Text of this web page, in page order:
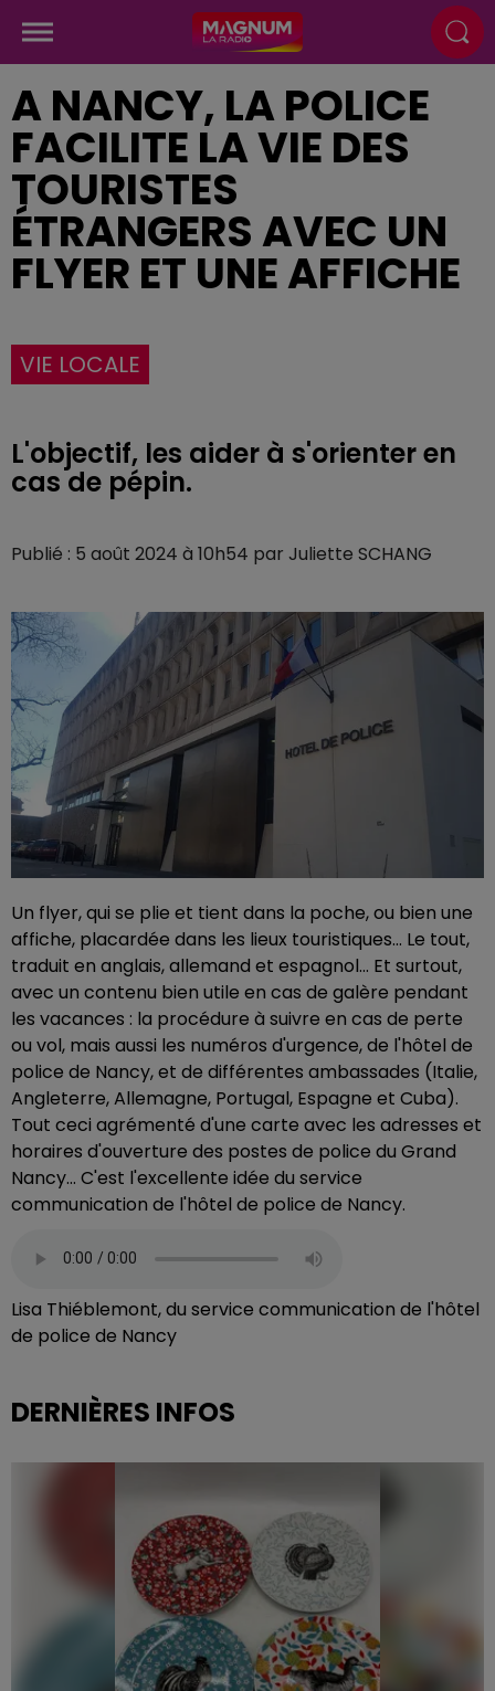
A NANCY, LA POLICE
FACILITE LA VIE DES
TOURISTES
ÉTRANGERS AVEC UN
FLYER ET UNE AFFICHE
VIE LOCALE
L'objectif, les aider à s'orienter en
cas de pépin.
Publié : 5 août 2024 à 10h54 par Juliette SCHANG
Un flyer, qui se plie et tient dans la poche, ou bien une
affiche, placardée dans les lieux touristiques... Le tout,
traduit en anglais, allemand et espagnol... Et surtout,
avec un contenu bien utile en cas de galère pendant
les vacances : la procédure à suivre en cas de perte
ou vol, mais aussi les numéros d'urgence, de l'hôtel de
police de Nancy, et de différentes ambassades (Italie,
Angleterre, Allemagne, Portugal, Espagne et Cuba).
Tout ceci agrémenté d'une carte avec les adresses et
horaires d'ouverture des postes de police du Grand
Nancy... C'est l'excellente idée du service
communication de l'hôtel de police de Nancy.
Lisa Thiéblemont, du service communication de l'hôtel
de police de Nancy
DERNIÈRES INFOS